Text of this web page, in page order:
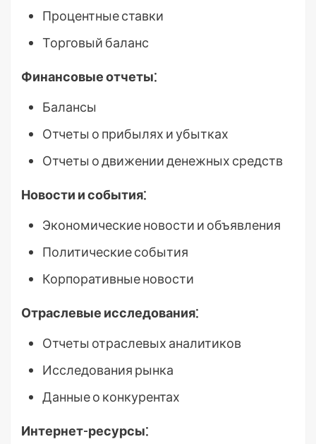
Процентные ставки
Торговый баланс
Финансовые отчеты⁚
Балансы
Отчеты о прибылях и убытках
Отчеты о движении денежных средств
Новости и события⁚
Экономические новости и объявления
Политические события
Корпоративные новости
Отраслевые исследования⁚
Отчеты отраслевых аналитиков
Исследования рынка
Данные о конкурентах
Интернет-ресурсы⁚